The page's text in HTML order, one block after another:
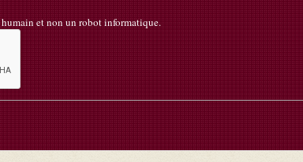
humain et non un robot informatique.